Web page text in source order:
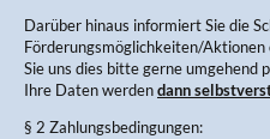
Darüber hinaus informiert Sie die
Förderungsmöglichkeiten/Aktionen
Sie uns dies bitte gerne umgehend
Ihre Daten werdendann
§ 2 Zahlungsbedingungen: